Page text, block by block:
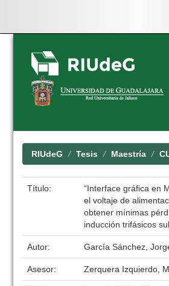
Skip
navigation
RIUdeG Tesis Maestría
Título:
“Interface gráfica en
el voltaje de
obtener mínimas
inducción trifásicos
Autor: García Sánchez,
Asesor: Zerquera Izquierdo,